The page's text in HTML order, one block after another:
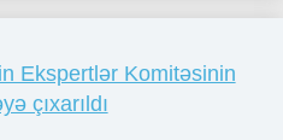
Ekspertlər Komitəsinin
çıxarıldı